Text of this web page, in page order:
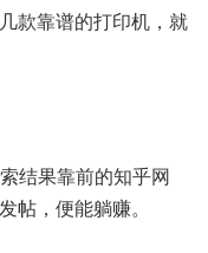
款靠谱的打印机，就
结果靠前的知乎网
帖，便能躺赚。